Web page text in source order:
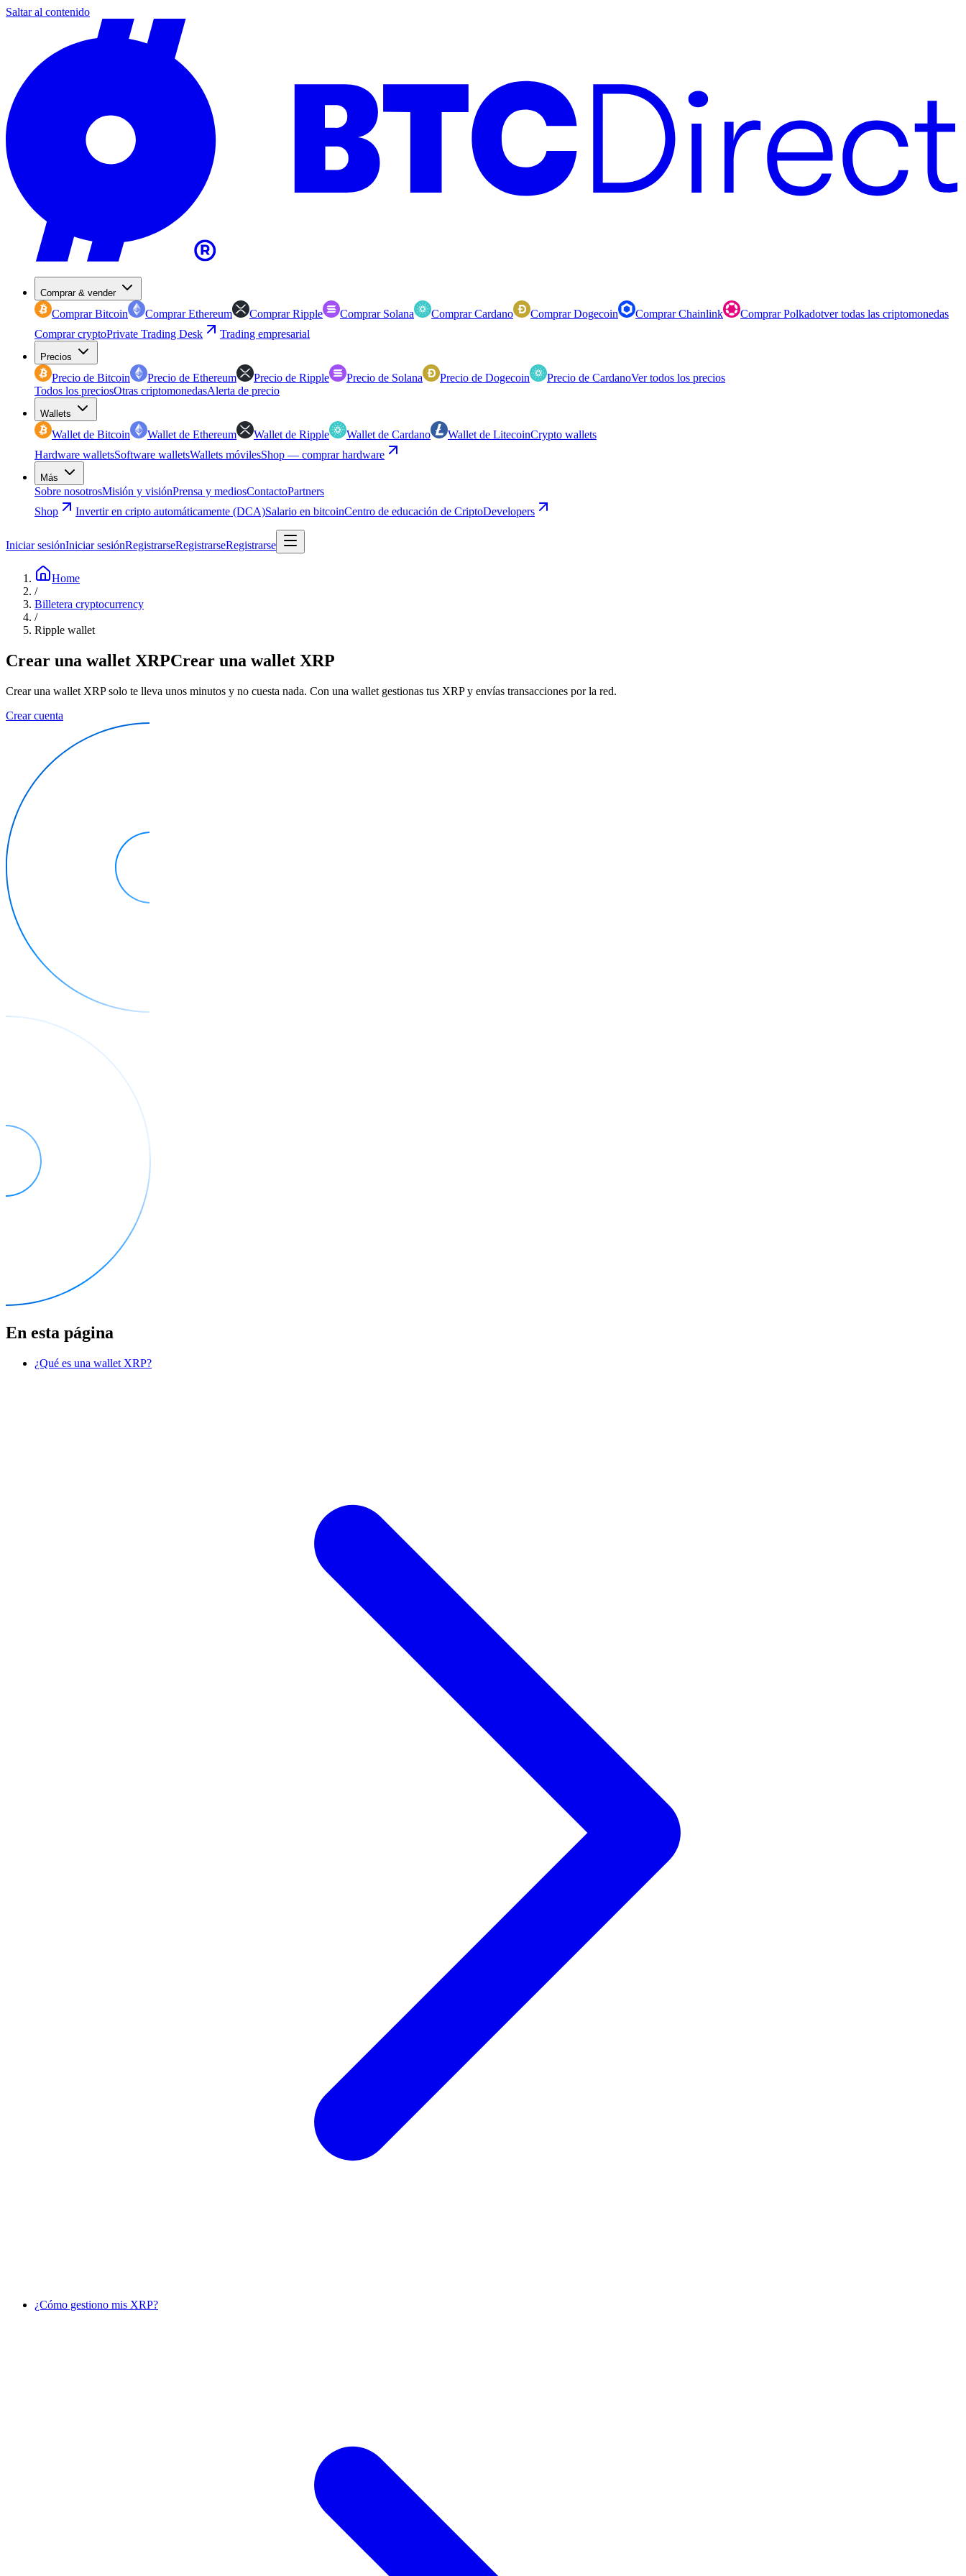
Saltar al contenido
Comprar & vender
Comprar Bitcoin Comprar Ethereum Comprar Ripple Comprar Solana Comprar Cardano Comprar Dogecoin Comprar Chainlink Comprar Polkadotver todas las criptomonedas
Comprar cryptoPrivate Trading Desk Trading empresarial
Precios
Precio de Bitcoin Precio de Ethereum Precio de Ripple Precio de Solana Precio de Dogecoin Precio de CardanoVer todos los precios
Todos los preciosOtras criptomonedasAlerta de precio
Wallets
Wallet de Bitcoin Wallet de Ethereum Wallet de Ripple Wallet de Cardano Wallet de LitecoinCrypto wallets
Hardware walletsSoftware walletsWallets móvilesShop — comprar hardware
Más
Sobre nosotrosMisión y visiónPrensa y mediosContactoPartners
Shop
Invertir en cripto automáticamente (DCA)Salario en bitcoinCentro de educación de CriptoDevelopers
Iniciar sesiónIniciar sesiónRegistrarseRegistrarseRegistrarse
Home
/
Billetera cryptocurrency
/
Ripple wallet
Crear una wallet XRPCrear una wallet XRP
Crear una wallet XRP solo te lleva unos minutos y no cuesta nada. Con una wallet gestionas tus XRP y envías transacciones por la red.
Crear cuenta
En esta página
¿Qué es una wallet XRP?
¿Cómo gestiono mis XRP?